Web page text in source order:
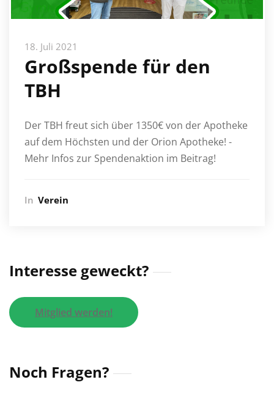
18. Juli 2021
Großspende für den
TBH
Der TBH freut sich über 1350€ von der Apotheke
auf dem Höchsten und der Orion Apotheke! -
Mehr Infos zur Spendenaktion im Beitrag!
In Verein
Interesse geweckt?
Mitglied werden!
Noch Fragen?